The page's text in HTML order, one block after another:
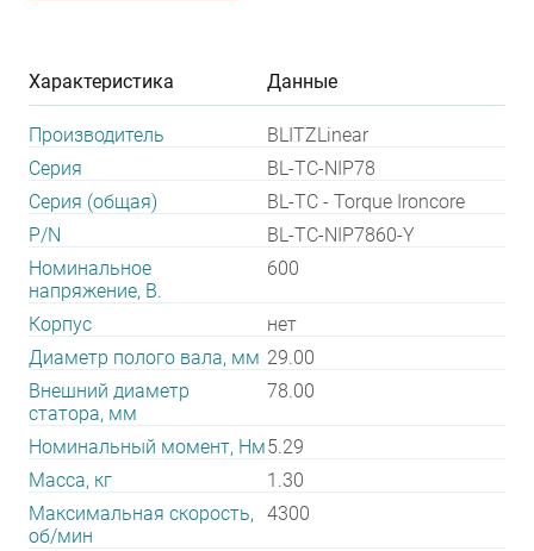
Характеристика Данные
Производитель
BLITZLinear
Серия
BL-TC-NIP78
Серия (общая)
BL-TC - Torque Ironcore
P/N
BL-TC-NIP7860-Y
Номинальное
напряжение, В.
600
Корпус
нет
Диаметр полого вала, мм 29.00
Внешний диаметр
статора, мм
78.00
Номинальный момент, Нм5.29
Масса, кг
1.30
Максимальная скорость,
об/мин
4300